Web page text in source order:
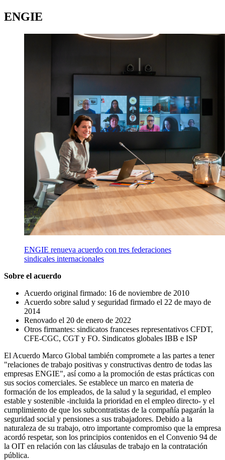
ENGIE
ENGIE renueva acuerdo con tres federaciones
sindicales internacionales
Sobre el acuerdo
Acuerdo original firmado: 16 de noviembre de 2010
Acuerdo sobre salud y seguridad firmado el 22 de mayo de
2014
Renovado el 20 de enero de 2022
Otros firmantes: sindicatos franceses representativos CFDT,
CFE-CGC, CGT y FO. Sindicatos globales IBB e ISP
El Acuerdo Marco Global también compromete a las partes a tener
"relaciones de trabajo positivas y constructivas dentro de todas las
empresas ENGIE", así como a la promoción de estas prácticas con
sus socios comerciales. Se establece un marco en materia de
formación de los empleados, de la salud y la seguridad, el empleo
estable y sostenible -incluida la prioridad en el empleo directo- y el
cumplimiento de que los subcontratistas de la compañía pagarán la
seguridad social y pensiones a sus trabajadores. Debido a la
naturaleza de su trabajo, otro importante compromiso que la empresa
acordó respetar, son los principios contenidos en el Convenio 94 de
la OIT en relación con las cláusulas de trabajo en la contratación
pública.